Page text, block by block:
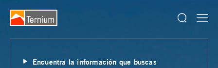
Encuentra la información que buscas